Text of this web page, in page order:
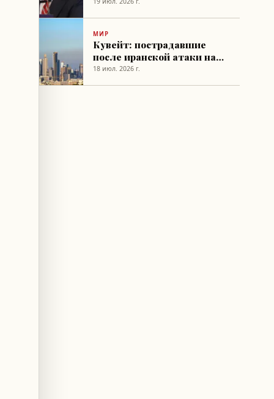
МИР
Кувейт: пострадавшие
после иранской атаки на
нефтяной объект
18 июл. 2026 г.